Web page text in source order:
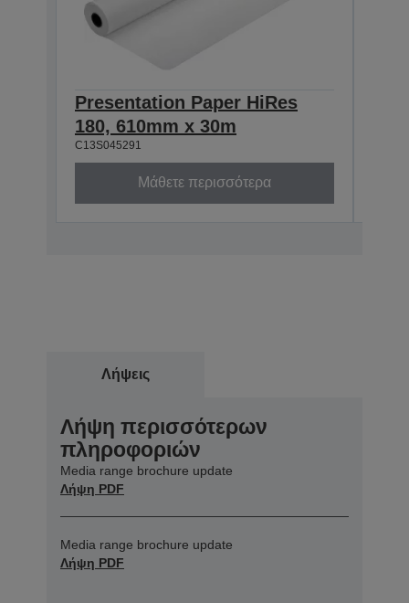
Presentation Paper HiRes
180, 610mm x 30m
C13S045291
Μάθετε περισσότερα
Λήψεις
Λήψη περισσότερων
πληροφοριών
Media range brochure update
Λήψη PDF
Media range brochure update
Λήψη PDF